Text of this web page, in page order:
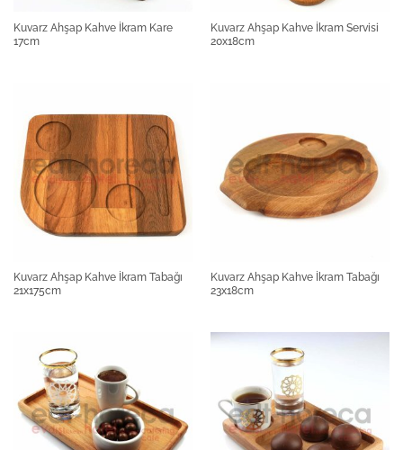
Kuvarz Ahşap Kahve İkram Kare
17cm
Kuvarz Ahşap Kahve İkram Servisi
20x18cm
Kuvarz Ahşap Kahve İkram Tabağı
21x175cm
Kuvarz Ahşap Kahve İkram Tabağı
23x18cm